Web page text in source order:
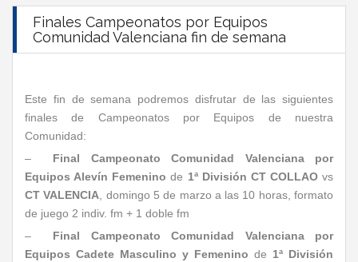
Finales Campeonatos por Equipos
Comunidad Valenciana fin de semana
Este fin de semana podremos disfrutar de las siguientes
finales de Campeonatos por Equipos de nuestra
Comunidad:
– Final Campeonato Comunidad Valenciana por
Equipos Alevín Femenino de 1ª División CT COLLAOvs
CT VALENCIA , domingo 5 de marzo a las 10 horas, formato
de juego 2 indiv. fm + 1 doble fm
– Final Campeonato Comunidad Valenciana por
Equipos Cadete Masculino y Femenino de 1ª División